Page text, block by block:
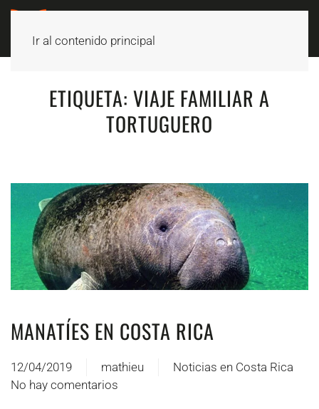
Ir al contenido principal
ETIQUETA: VIAJE FAMILIAR A
TORTUGUERO
MANATÍES EN COSTA RICA
12/04/2019 mathieu
Noticias en Costa Rica
No hay comentarios
en